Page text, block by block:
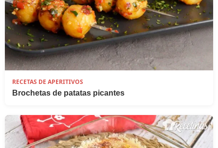
RECETAS DE APERITIVOS
Brochetas de patatas picantes